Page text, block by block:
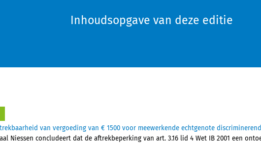
Inhoudsopgave van deze editie
van vergoeding van € 1500 voor meewerkende echtgenote discriminerend
Niessen concludeert dat de aftrekbeperking van art. 3.16 lid 4 Wet IB 2001 een